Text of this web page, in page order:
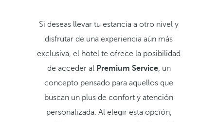
Si deseas llevar tu estancia a otro nivel y
disfrutar de una experiencia aún más
exclusiva, el hotel te ofrece la posibilidad
de acceder al Premium Service, un
concepto pensado para aquellos que
buscan un plus de confort y atención
personalizada. Al elegir esta opción,